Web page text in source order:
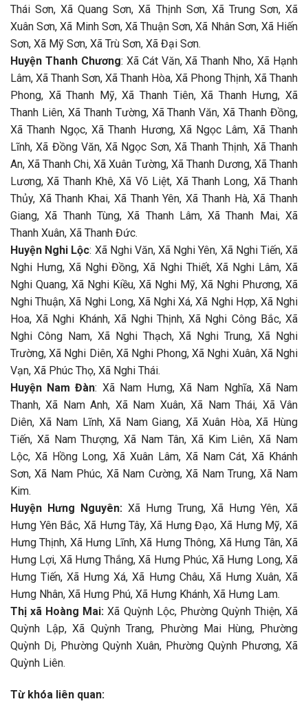
Thái Sơn, Xã Quang Sơn, Xã Thịnh Sơn, Xã Trung Sơn, Xã
Xuân Sơn, Xã Minh Sơn, Xã Thuận Sơn, Xã Nhân Sơn, Xã Hiến
Sơn, Xã Mỹ Sơn, Xã Trù Sơn, Xã Đại Sơn.
Huyện Thanh Chương: Xã Cát Văn, Xã Thanh Nho, Xã Hạnh
Lâm, Xã Thanh Sơn, Xã Thanh Hòa, Xã Phong Thịnh, Xã Thanh
Phong, Xã Thanh Mỹ, Xã Thanh Tiên, Xã Thanh Hưng, Xã
Thanh Liên, Xã Thanh Tường, Xã Thanh Văn, Xã Thanh Đồng,
Xã Thanh Ngọc, Xã Thanh Hương, Xã Ngọc Lâm, Xã Thanh
Lĩnh, Xã Đồng Văn, Xã Ngọc Sơn, Xã Thanh Thịnh, Xã Thanh
An, Xã Thanh Chi, Xã Xuân Tường, Xã Thanh Dương, Xã Thanh
Lương, Xã Thanh Khê, Xã Võ Liệt, Xã Thanh Long, Xã Thanh
Thủy, Xã Thanh Khai, Xã Thanh Yên, Xã Thanh Hà, Xã Thanh
Giang, Xã Thanh Tùng, Xã Thanh Lâm, Xã Thanh Mai, Xã
Thanh Xuân, Xã Thanh Đức.
Huyện Nghi Lộc: Xã Nghi Văn, Xã Nghi Yên, Xã Nghi Tiến, Xã
Nghi Hưng, Xã Nghi Đồng, Xã Nghi Thiết, Xã Nghi Lâm, Xã
Nghi Quang, Xã Nghi Kiều, Xã Nghi Mỹ, Xã Nghi Phương, Xã
Nghi Thuận, Xã Nghi Long, Xã Nghi Xá, Xã Nghi Hợp, Xã Nghi
Hoa, Xã Nghi Khánh, Xã Nghi Thịnh, Xã Nghi Công Bắc, Xã
Nghi Công Nam, Xã Nghi Thạch, Xã Nghi Trung, Xã Nghi
Trường, Xã Nghi Diên, Xã Nghi Phong, Xã Nghi Xuân, Xã Nghi
Vạn, Xã Phúc Thọ, Xã Nghi Thái.
Huyện Nam Đàn: Xã Nam Hưng, Xã Nam Nghĩa, Xã Nam
Thanh, Xã Nam Anh, Xã Nam Xuân, Xã Nam Thái, Xã Vân
Diên, Xã Nam Lĩnh, Xã Nam Giang, Xã Xuân Hòa, Xã Hùng
Tiến, Xã Nam Thượng, Xã Nam Tân, Xã Kim Liên, Xã Nam
Lộc, Xã Hồng Long, Xã Xuân Lâm, Xã Nam Cát, Xã Khánh
Sơn, Xã Nam Phúc, Xã Nam Cường, Xã Nam Trung, Xã Nam
Kim.
Huyện Hưng Nguyên: Xã Hưng Trung, Xã Hưng Yên, Xã
Hưng Yên Bắc, Xã Hưng Tây, Xã Hưng Đạo, Xã Hưng Mỹ, Xã
Hưng Thịnh, Xã Hưng Lĩnh, Xã Hưng Thông, Xã Hưng Tân, Xã
Hưng Lợi, Xã Hưng Thắng, Xã Hưng Phúc, Xã Hưng Long, Xã
Hưng Tiến, Xã Hưng Xá, Xã Hưng Châu, Xã Hưng Xuân, Xã
Hưng Nhân, Xã Hưng Phú, Xã Hưng Khánh, Xã Hưng Lam.
Thị xã Hoàng Mai: Xã Quỳnh Lộc, Phường Quỳnh Thiện, Xã
Quỳnh Lập, Xã Quỳnh Trang, Phường Mai Hùng, Phường
Quỳnh Dị, Phường Quỳnh Xuân, Phường Quỳnh Phương, Xã
Quỳnh Liên.
Từ khóa liên quan: